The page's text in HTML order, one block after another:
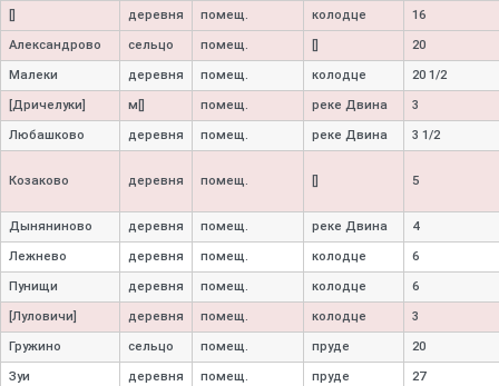
деревня помещ. колодце 16
Александрово сельцо помещ. 20
Малеки деревня помещ. колодце 20 1/2
[Дричелуки] м[] помещ. реке Двина 3
Любашково деревня помещ. реке Двина 3 1/2
Козаково деревня помещ. 5
Дыняниново деревня помещ. реке Двина 4
Лежнево деревня помещ. колодце 6
Пунищи деревня помещ. колодце 6
[Луловичи] деревня помещ. колодце 3
Гружино сельцо помещ. пруде 20
Зуи деревня помещ. пруде 27